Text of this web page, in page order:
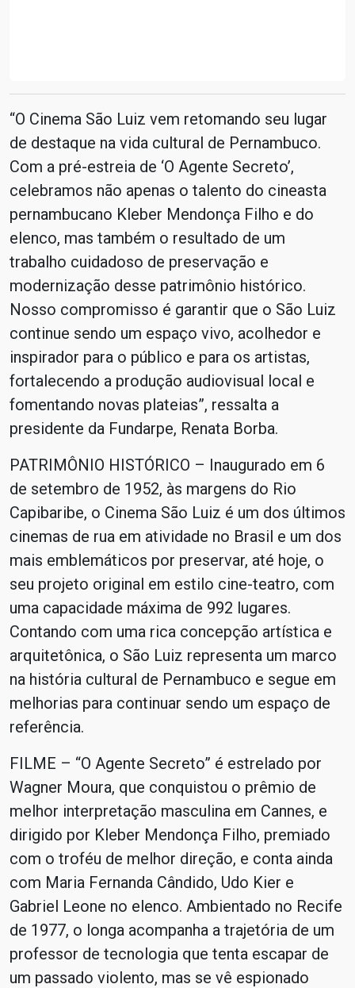
“O Cinema São Luiz vem retomando seu lugar
de destaque na vida cultural de Pernambuco.
Com a pré-estreia de ‘O Agente Secreto’,
celebramos não apenas o talento do cineasta
pernambucano Kleber Mendonça Filho e do
elenco, mas também o resultado de um
trabalho cuidadoso de preservação e
modernização desse patrimônio histórico.
Nosso compromisso é garantir que o São Luiz
continue sendo um espaço vivo, acolhedor e
inspirador para o público e para os artistas,
fortalecendo a produção audiovisual local e
fomentando novas plateias”, ressalta a
presidente da Fundarpe, Renata Borba.
PATRIMÔNIO HISTÓRICO – Inaugurado em 6
de setembro de 1952, às margens do Rio
Capibaribe, o Cinema São Luiz é um dos últimos
cinemas de rua em atividade no Brasil e um dos
mais emblemáticos por preservar, até hoje, o
seu projeto original em estilo cine-teatro, com
uma capacidade máxima de 992 lugares.
Contando com uma rica concepção artística e
arquitetônica, o São Luiz representa um marco
na história cultural de Pernambuco e segue em
melhorias para continuar sendo um espaço de
referência.
FILME – “O Agente Secreto” é estrelado por
Wagner Moura, que conquistou o prêmio de
melhor interpretação masculina em Cannes, e
dirigido por Kleber Mendonça Filho, premiado
com o troféu de melhor direção, e conta ainda
com Maria Fernanda Cândido, Udo Kier e
Gabriel Leone no elenco. Ambientado no Recife
de 1977, o longa acompanha a trajetória de um
professor de tecnologia que tenta escapar de
um passado violento, mas se vê espionado